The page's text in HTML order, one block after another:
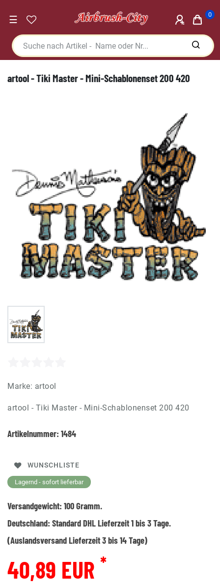
☰ 0
artool - Tiki Master - Mini-Schablonenset 200 420
Marke: artool
artool - Tiki Master - Mini-Schablonenset 200 420
Artikelnummer: 1484
WUNSCHLISTE
Lagernd - sofort lieferbar
Versandgewicht: 100Gramm.
Deutschland: Standard DHL Lieferzeit 1 bis 3 Tage.
(Auslandsversand Lieferzeit 3 bis 14 Tage)
40,89 EUR *